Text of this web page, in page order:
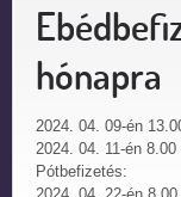
hónapra
2024. 04. 09-én
2024. 04. 11-én 8.00
Pótbefizetés: